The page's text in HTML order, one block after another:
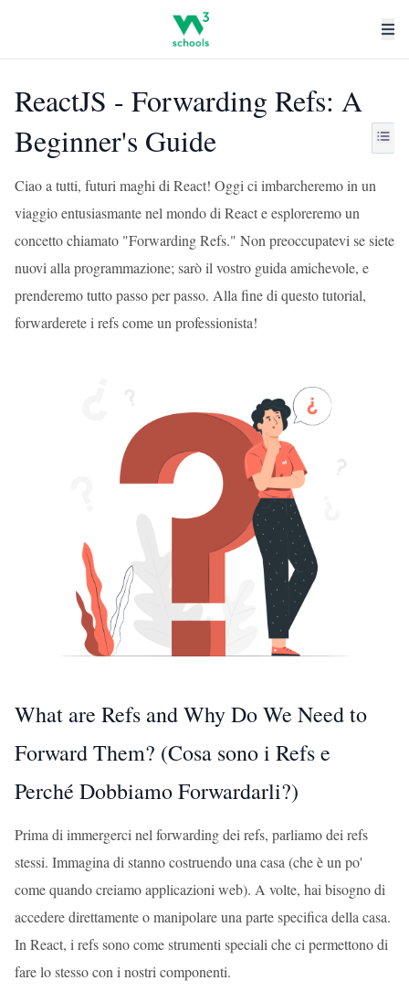
ReactJS - Forwarding Refs: A
Beginner's Guide
Ciao a tutti, futuri maghi di React! Oggi ci imbarcheremo in un
viaggio entusiasmante nel mondo di React e esploreremo un
concetto chiamato "Forwarding Refs." Non preoccupatevi se siete
nuovi alla programmazione; sarò il vostro guida amichevole, e
prenderemo tutto passo per passo. Alla fine di questo tutorial,
forwarderete i refs come un professionista!
What are Refs and Why Do We Need to
Forward Them? (Cosa sono i Refs e
Perché Dobbiamo Forwardarli?)
Prima di immergerci nel forwarding dei refs, parliamo dei refs
stessi. Immagina di stanno costruendo una casa (che è un po'
come quando creiamo applicazioni web). A volte, hai bisogno di
accedere direttamente o manipolare una parte specifica della casa.
In React, i refs sono come strumenti speciali che ci permettono di
fare lo stesso con i nostri componenti.